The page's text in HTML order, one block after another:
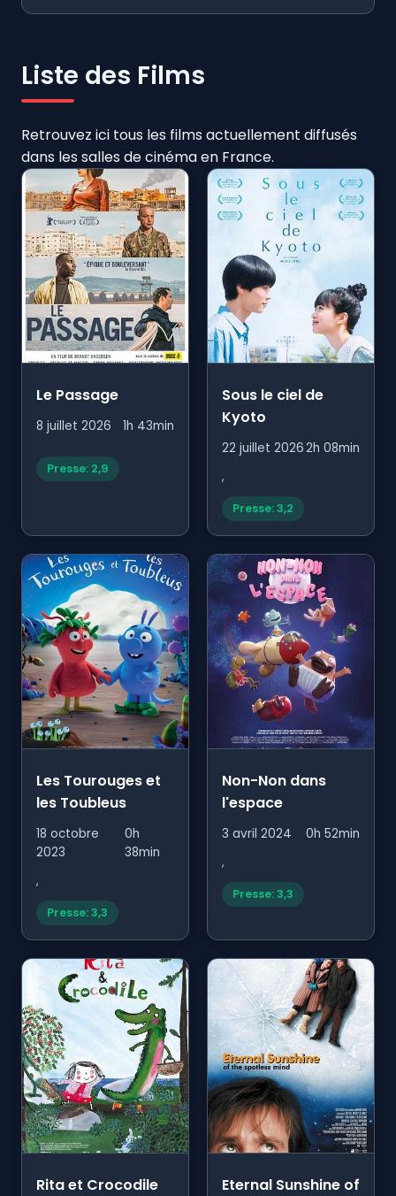
Liste des Films
Retrouvez ici tous les films actuellement diffusés
dans les salles de cinéma en France.
Le Passage
8 juillet 2026 1h 43min
Presse: 2,9
Sous le ciel de
Kyoto
22 juillet 20262h 08min
,
Presse: 3,2
Les Tourouges et
les Toubleus
18 octobre
2023
0h
38min
,
Presse: 3,3
Non-Non dans
l'espace
3 avril 2024 0h 52min
,
Presse: 3,3
Rita et Crocodile
Eternal Sunshine of